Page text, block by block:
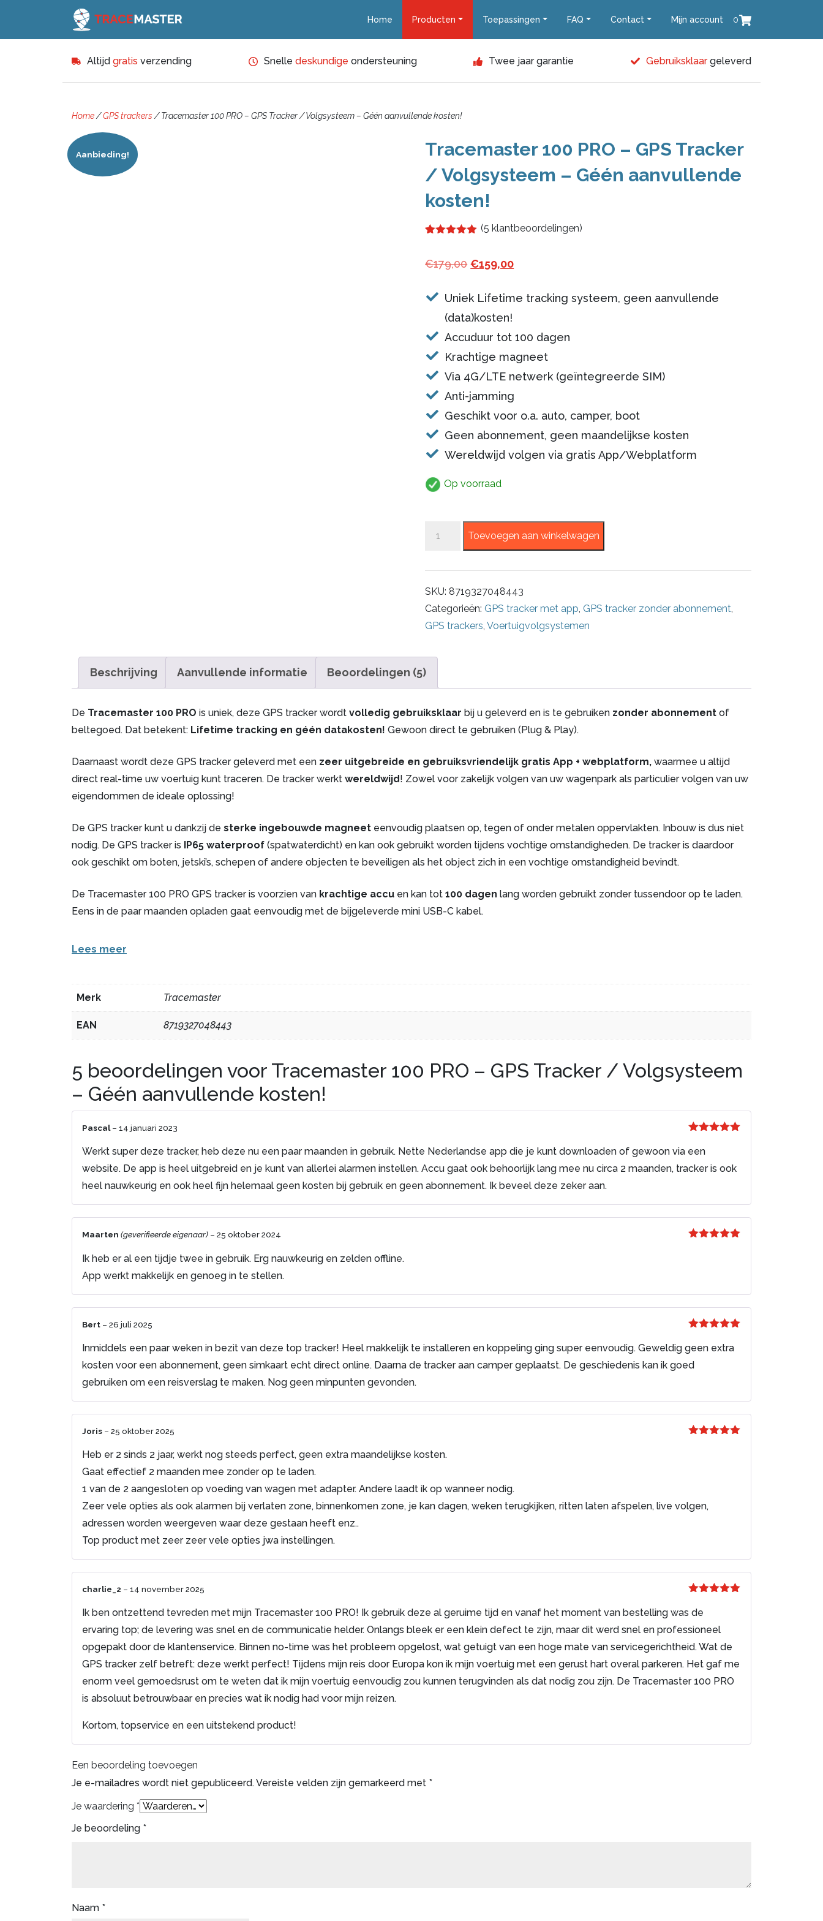
Home Producten Toepassingen FAQ Contact Mijn account 0
Altijd gratis verzending Snelle deskundige ondersteuning Twee jaar garantie Gebruiksklaargeleverd
Home/GPS trackers / Tracemaster 100 PRO – GPS Tracker / Volgsysteem – Géén aanvullende kosten!
Aanbieding!
Tracemaster 100 PRO – GPS Tracker
/ Volgsysteem – Géén aanvullende
kosten!
gebaseerd
opklant
(5 klantbeoordelingen)
€179,00 Oorspronkelijke
was:
€179,00.
€159,00Huidige
is:
Uniek Lifetime tracking systeem, geen aanvullende
(data)kosten!
Accuduur tot 100 dagen
Krachtige magneet
Via 4G/LTE netwerk (geïntegreerde SIM)
Anti-jamming
Geschikt voor o.a. auto, camper, boot
Geen abonnement, geen maandelijkse kosten
Wereldwijd volgen via gratis App/Webplatform
Op voorraad
Tracemaster
GPS
Tracker
/
–
kosten!
aantal
Toevoegen aan winkelwagen
SKU:8719327048443
Categorieën: GPS tracker met app, GPS tracker zonder abonnement,
GPS trackers,Voertuigvolgsystemen
Beschrijving Aanvullende informatie Beoordelingen (5)
De Tracemaster 100 PRO is uniek, deze GPS tracker wordt volledig gebruiksklaar bij u geleverd en is te gebruiken zonder abonnement of
beltegoed. Dat betekent: Lifetime tracking en géén datakosten! Gewoon direct te gebruiken (Plug & Play).
Daarnaast wordt deze GPS tracker geleverd met een zeer uitgebreide en gebruiksvriendelijk gratis App + webplatform, waarmee u altijd
direct real-time uw voertuig kunt traceren. De tracker werkt wereldwijd! Zowel voor zakelijk volgen van uw wagenpark als particulier volgen van uw
eigendommen de ideale oplossing!
De GPS tracker kunt u dankzij de sterke ingebouwde magneet eenvoudig plaatsen op, tegen of onder metalen oppervlakten. Inbouw is dus niet
nodig. De GPS tracker is IP65 waterproof (spatwaterdicht) en kan ook gebruikt worden tijdens vochtige omstandigheden. De tracker is daardoor
ook geschikt om boten, jetski’s, schepen of andere objecten te beveiligen als het object zich in een vochtige omstandigheid bevindt.
De Tracemaster 100 PRO GPS tracker is voorzien van krachtige accu en kan tot 100 dagen lang worden gebruikt zonder tussendoor op te laden.
Eens in de paar maanden opladen gaat eenvoudig met de bijgeleverde mini USB-C kabel.
Lees meer
Merk Tracemaster
EAN 8719327048443
5 beoordelingen voor Tracemaster 100 PRO – GPS Tracker / Volgsysteem
– Géén aanvullende kosten!
5uit 5
Pascal – 14 januari 2023
Werkt super deze tracker, heb deze nu een paar maanden in gebruik. Nette Nederlandse app die je kunt downloaden of gewoon via een
website. De app is heel uitgebreid en je kunt van allerlei alarmen instellen. Accu gaat ook behoorlijk lang mee nu circa 2 maanden, tracker is ook
heel nauwkeurig en ook heel fijn helemaal geen kosten bij gebruik en geen abonnement. Ik beveel deze zeker aan.
Maarten (geverifieerde eigenaar) – 25 oktober 2024
Ik heb er al een tijdje twee in gebruik. Erg nauwkeurig en zelden offline.
App werkt makkelijk en genoeg in te stellen.
5uit 5
Bert – 26 juli 2025
Inmiddels een paar weken in bezit van deze top tracker! Heel makkelijk te installeren en koppeling ging super eenvoudig. Geweldig geen extra
kosten voor een abonnement, geen simkaart echt direct online. Daarna de tracker aan camper geplaatst. De geschiedenis kan ik goed
gebruiken om een reisverslag te maken. Nog geen minpunten gevonden.
Joris – 25 oktober 2025
Heb er 2 sinds 2 jaar, werkt nog steeds perfect, geen extra maandelijkse kosten.
Gaat effectief 2 maanden mee zonder op te laden.
1 van de 2 aangesloten op voeding van wagen met adapter. Andere laadt ik op wanneer nodig.
Zeer vele opties als ook alarmen bij verlaten zone, binnenkomen zone, je kan dagen, weken terugkijken, ritten laten afspelen, live volgen,
adressen worden weergeven waar deze gestaan heeft enz..
Top product met zeer zeer vele opties jwa instellingen.
5uit 5
charlie_2 – 14 november 2025
Ik ben ontzettend tevreden met mijn Tracemaster 100 PRO! Ik gebruik deze al geruime tijd en vanaf het moment van bestelling was de
ervaring top; de levering was snel en de communicatie helder. Onlangs bleek er een klein defect te zijn, maar dit werd snel en professioneel
opgepakt door de klantenservice. Binnen no-time was het probleem opgelost, wat getuigt van een hoge mate van servicegerichtheid. Wat de
GPS tracker zelf betreft: deze werkt perfect! Tijdens mijn reis door Europa kon ik mijn voertuig met een gerust hart overal parkeren. Het gaf me
enorm veel gemoedsrust om te weten dat ik mijn voertuig eenvoudig zou kunnen terugvinden als dat nodig zou zijn. De Tracemaster 100 PRO
is absoluut betrouwbaar en precies wat ik nodig had voor mijn reizen.
Kortom, topservice en een uitstekend product!
Een beoordeling toevoegen
Je e-mailadres wordt niet gepubliceerd.Vereiste velden zijn gemarkeerd met *
Je waardering *
Je beoordeling *
Naam *